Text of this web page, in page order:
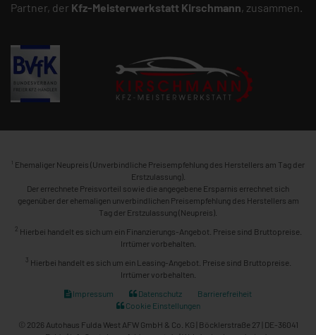
Partner, der Kfz-Meisterwerkstatt Kirschmann, zusammen.
1 Ehemaliger Neupreis (Unverbindliche Preisempfehlung des Herstellers am Tag der
Erstzulassung).
Der errechnete Preisvorteil sowie die angegebene Ersparnis errechnet sich
gegenüber der ehemaligen unverbindlichen Preisempfehlung des Herstellers am
Tag der Erstzulassung (Neupreis).
2 Hierbei handelt es sich um ein Finanzierungs-Angebot. Preise sind Bruttopreise.
Irrtümer vorbehalten.
3 Hierbei handelt es sich um ein Leasing-Angebot. Preise sind Bruttopreise.
Irrtümer vorbehalten.
Impressum
Datenschutz
Barrierefreiheit
Cookie Einstellungen
© 2026 Autohaus Fulda West AFW GmbH & Co. KG | Böcklerstraße 27 | DE-36041